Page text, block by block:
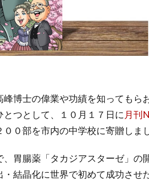
博士の偉業や功績を知ってもら
つとして、１０月１７日に 月刊
００部を市内の中学校に寄贈しま
胃腸薬「タカジアスターゼ」の
結晶化に世界で初めて成功させ